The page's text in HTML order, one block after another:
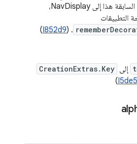
تمرير سجلّ الأنشطة السابقة هذا إلى NavDisplay،
التطبيقات
. (
I852d9
)
إلى CreationExtras.Key
)